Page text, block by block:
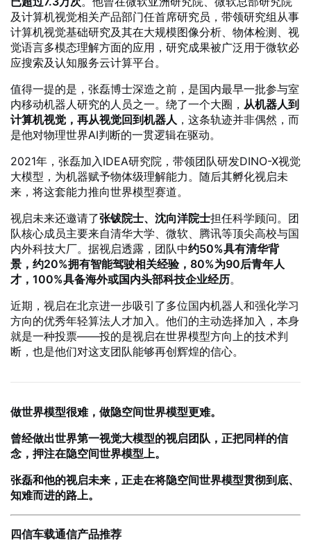
及计算机视觉相关产品部门任首席研究员，带领研究组从事
计算机视觉基础研究及其在大规模图像分析、物体检测、视
觉语言多模态理解方面的应用，研究成果被广泛用于微软必
应搜索及认知服务云计算平台。
值得一提的是，张磊博士深造之前，是国内最早一批参与室
内移动机器人研究的人员之一。绕了一个大圈， 从机器人到
计算机视觉，再从视觉回到机器人 ，这条轨迹并非偶然，而
是他对物理世界AI判断的一贯逻辑在驱动。
2021年，张磊加入IDEA研究院，带领团队研发DINO-X视觉
大模型，为机器赋予物体级理解能力。随后其孵化视启未
来，将这套能力推向世界模型赛道。
视启未来还邀请了张钹院士、沈向洋院士担任科学顾问。团
队核心成员主要来自清华大学、微软、腾讯等顶尖高校与国
内外科技大厂。据视启透露，团队中约50%具有清华背
景，约20%拥有智能驾驶相关经验，80%为90后青年人
才，100%具备海外或国内头部科技企业经历。
近期，视启在北京进一步吸引了多位国内机器人和强化学习
方向的优秀年轻算法人才加入。他们的主动选择加入，本身
就是一种投票——投的是视启在世界模型方向上的技术判
断，也是他们对这支团队能够再创辉煌的信心。
做世界模型很难，做隐空间世界模型更难。
曾经做出世界第一视觉大模型的视启团队，正把同样的信
念，押注在隐空间世界模型上。
张磊和他的视启未来，正走在将隐空间世界模型贯彻到底、
知难而进的路上。
四信车载通信产品推荐